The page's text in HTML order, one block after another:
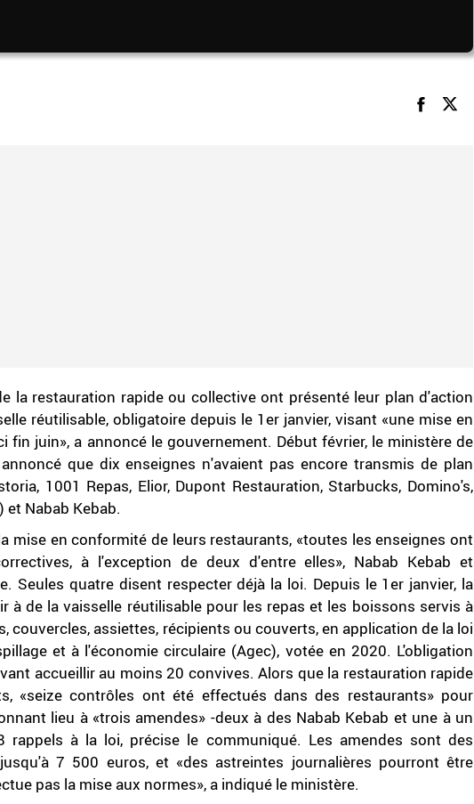
la restauration rapide ou collective ont présenté leur plan d'action
réutilisable, obligatoire depuis le 1er janvier, visant «une mise en
juin», a annoncé le gouvernement. Début février, le ministère de
que dix enseignes n'avaient pas encore transmis de plan
1001 Repas, Elior, Dupont Restauration, Starbucks, Domino's,
et Nabab Kebab.
mise en conformité de leurs restaurants, «toutes les enseignes ont
à l'exception de deux d'entre elles», Nabab Kebab et
Seules quatre disent respecter déjà la loi. Depuis le 1er janvier, la
à de la vaisselle réutilisable pour les repas et les boissons servis à
couvercles, assiettes, récipients ou couverts, en application de la loi
et à l'économie circulaire (Agec), votée en 2020. L'obligation
accueillir au moins 20 convives. Alors que la restauration rapide
«seize contrôles ont été effectués dans des restaurants» pour
lieu à «trois amendes» -deux à des Nabab Kebab et une à un
rappels à la loi, précise le communiqué. Les amendes sont des
7 500 euros, et «des astreintes journalières pourront être
pas la mise aux normes», a indiqué le ministère.